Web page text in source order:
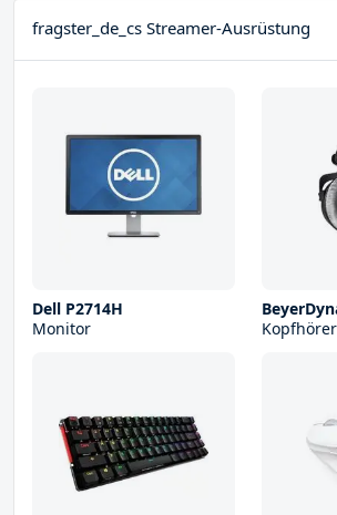
fragster_de_cs Streamer-Ausrüstung
Dell P2714H
Monitor
Kopfhörer